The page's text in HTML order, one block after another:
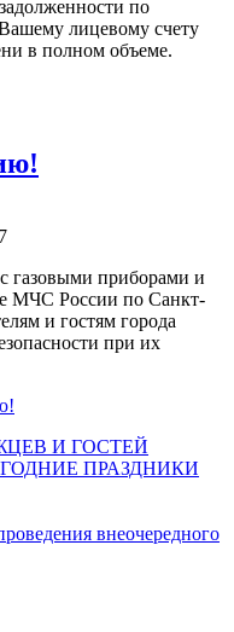
по
лицевому счету
в полном объеме.
газовыми приборами и
МЧС России по Санкт-
и гостям города
при их
И ГОСТЕЙ
ПРАЗДНИКИ
внеочередного